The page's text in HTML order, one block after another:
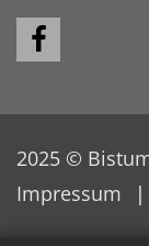
2025 ©
Impressum